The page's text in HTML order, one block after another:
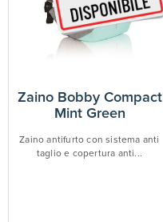
Zaino Bobby Compact
Mint Green
Zaino antifurto con sistema anti
taglio e copertura anti...